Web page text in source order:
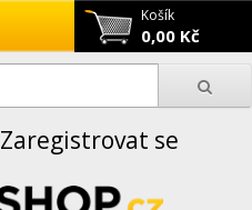
Košík
0,00 Kč
Zaregistrovat se